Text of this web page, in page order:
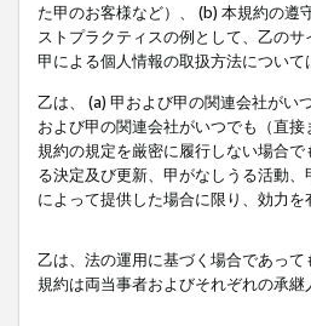
た甲のお客様など）、 (b) 本規約の遵
ストプラクティスの例として、乙の
甲による個人情報の取扱方法について
乙は、 (a) 甲および甲の関連会社がい
および甲の関連会社がいつでも（直
規約の規定を厳密に履行しない場合
る決定及び更新、甲がなしうる活動
によって提供した場合に限り、効力
乙は、法の運用に基づく場合であっ
規約は両当事者およびそれぞれの承